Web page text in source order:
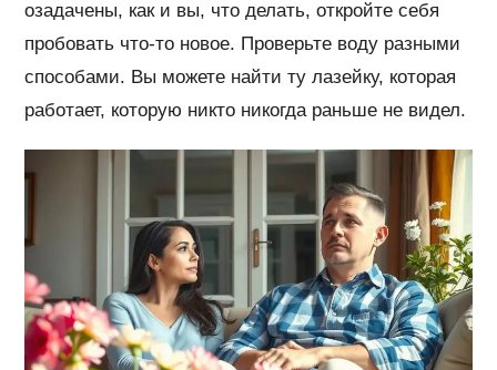
озадачены, как и вы, что делать, откройте себя
пробовать что-то новое. Проверьте воду разными
способами. Вы можете найти ту лазейку, которая
работает, которую никто никогда раньше не видел.